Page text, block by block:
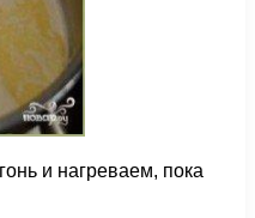
и нагреваем, пока